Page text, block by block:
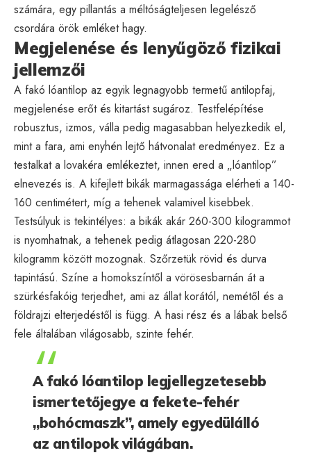
számára, egy pillantás a méltóságteljesen legelésző
csordára örök emléket hagy.
Megjelenése és lenyűgöző fizikai
jellemzői
A fakó lóantilop az egyik legnagyobb termetű antilopfaj,
megjelenése erőt és kitartást sugároz. Testfelépítése
robusztus, izmos, válla pedig magasabban helyezkedik el,
mint a fara, ami enyhén lejtő hátvonalat eredményez. Ez a
testalkat a lovakéra emlékeztet, innen ered a „lóantilop”
elnevezés is. A kifejlett bikák marmagassága elérheti a 140-
160 centimétert, míg a tehenek valamivel kisebbek.
Testsúlyuk is tekintélyes: a bikák akár 260-300 kilogrammot
is nyomhatnak, a tehenek pedig átlagosan 220-280
kilogramm között mozognak. Szőrzetük rövid és durva
tapintású. Színe a homokszíntől a vörösesbarnán át a
szürkésfakóig terjedhet, ami az állat korától, nemétől és a
földrajzi elterjedéstől is függ. A hasi rész és a lábak belső
fele általában világosabb, szinte fehér.
A fakó lóantilop legjellegzetesebb
ismertetőjegye a fekete-fehér
„bohócmaszk”, amely egyedülálló
az antilopok világában.